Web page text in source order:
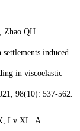
Zhao QH.
induced
in viscoelastic
98(10): 537-562.
Lv XL. A